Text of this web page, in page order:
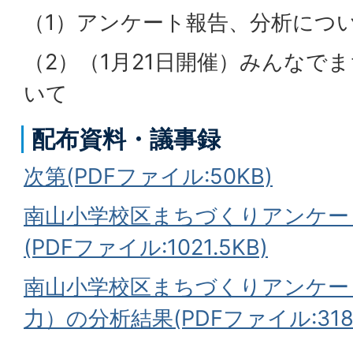
（1）アンケート報告、分析につ
（2）（1月21日開催）みんなで
いて
配布資料・議事録
次第(PDFファイル:50KB)
南山小学校区まちづくりアンケ
(PDFファイル:1021.5KB)
南山小学校区まちづくりアンケ
力）の分析結果(PDFファイル